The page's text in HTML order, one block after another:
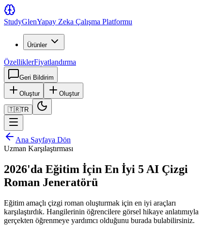
StudyGlenYapay Zeka Çalışma Platformu
Ürünler
ÖzelliklerFiyatlandırma
Geri Bildirim
Oluştur Oluştur
🇹🇷TR
Ana Sayfaya Dön
Uzman Karşılaştırması
2026'da Eğitim İçin En İyi 5 AI Çizgi
Roman Jeneratörü
Eğitim amaçlı çizgi roman oluşturmak için en iyi araçları
karşılaştırdık. Hangilerinin öğrencilere görsel hikaye anlatımıyla
gerçekten öğrenmeye yardımcı olduğunu burada bulabilirsiniz.